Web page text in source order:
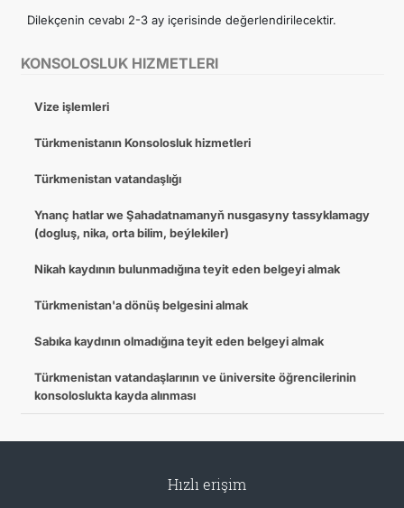
KONSOLOSLUK HIZMETLERI
Vize işlemleri
Türkmenistanın Konsolosluk hizmetleri
Türkmenistan vatandaşlığı
Ynanç hatlar we Şahadatnamanyň nusgasyny tassyklamagy
(dogluş, nika, orta bilim, beýlekiler)
Nikah kaydının bulunmadığına teyit eden belgeyi almak
Türkmenistan'a dönüş belgesini almak
Sabıka kaydının olmadığına teyit eden belgeyi almak
Türkmenistan vatandaşlarının ve üniversite öğrencilerinin
konsoloslukta kayda alınması
Dilekçenin cevabı 2-3 ay içerisinde değerlendirilecektir.
Hızlı erişim